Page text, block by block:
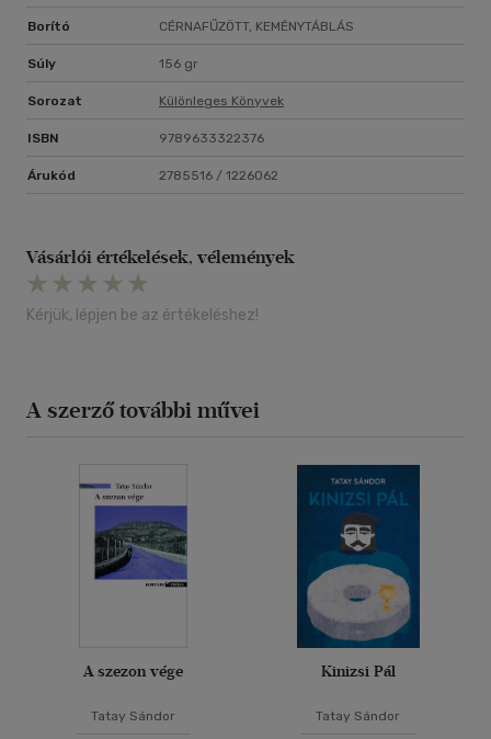
Borító CÉRNAFŰZÖTT, KEMÉNYTÁBLÁS
Súly 156 gr
Sorozat Különleges Könyvek
ISBN 9789633322376
Árukód 2785516 / 1226062
Vásárlói értékelések, vélemények
Kérjük, lépjen be az értékeléshez!
A szerző további művei
A szezon vége
Tatay Sándor
Kinizsi Pál
Tatay Sándor